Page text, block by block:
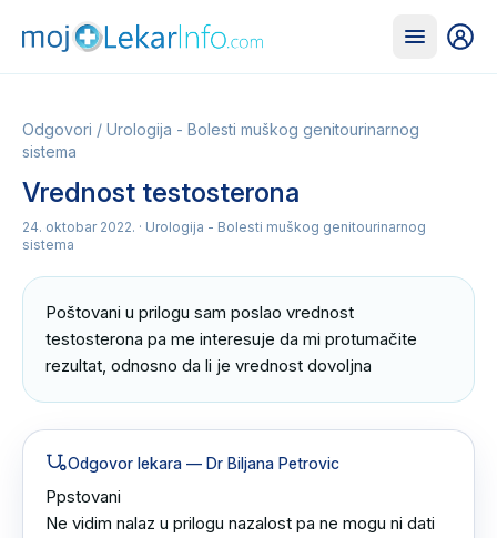
Odgovori / Urologija - Bolesti muškog genitourinarnog
sistema
Vrednost testosterona
24. oktobar 2022. · Urologija - Bolesti muškog genitourinarnog
sistema
Poštovani u prilogu sam poslao vrednost
testosterona pa me interesuje da mi protumačite
rezultat, odnosno da li je vrednost dovoljna
Odgovor lekara — Dr Biljana Petrovic
Ppstovani
Ne vidim nalaz u prilogu nazalost pa ne mogu ni dati